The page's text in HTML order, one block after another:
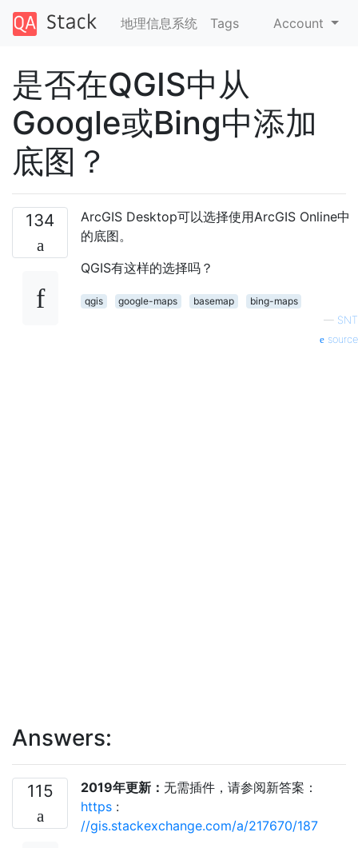
地理信息系统 Tags Account
是否在QGIS中从
Google或Bing中添加
底图？
134
ArcGIS Desktop可以选择使用ArcGIS Online中
的底图。
QGIS有这样的选择吗？
qgis google-maps basemap
bing-maps
— SNT
source
Answers:
115 2019年更新： 无需插件，请参阅新答案：
https :
//gis.stackexchange.com/a/217670/187